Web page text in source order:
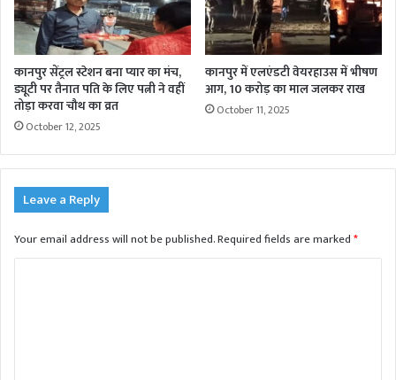
कानपुर सेंट्रल स्टेशन बना प्यार का मंच,
ड्यूटी पर तैनात पति के लिए पत्नी ने वहीं
तोड़ा करवा चौथ का व्रत
October 12, 2025
कानपुर में एलएंडटी वेयरहाउस में भीषण
आग, 10 करोड़ का माल जलकर राख
October 11, 2025
Leave a Reply
Your email address will not be published.Required fields are marked*